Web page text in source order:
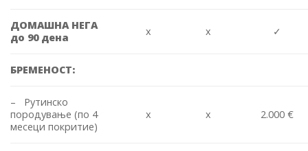
ДОМАШНА НЕГА
до 90 дена
x x ✓
БРЕМЕНОСТ:
– Рутинско
породување (по 4
месеци покритие)
x x 2.000 €